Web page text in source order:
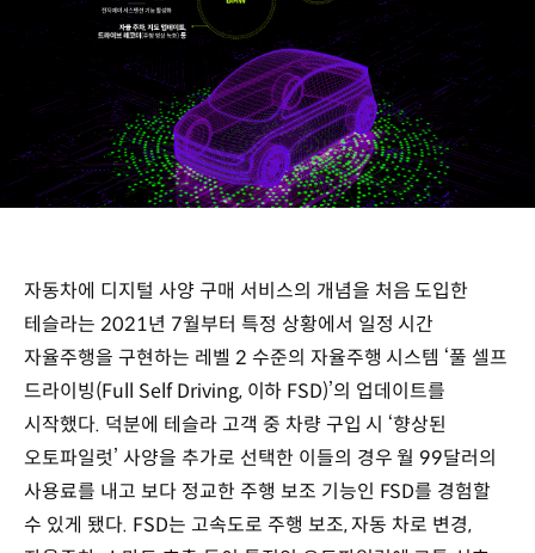
자동차에 디지털 사양 구매 서비스의 개념을 처음 도입한
테슬라는 2021년 7월부터 특정 상황에서 일정 시간
자율주행을 구현하는 레벨 2 수준의 자율주행 시스템 ‘풀 셀프
드라이빙(Full Self Driving, 이하 FSD)’의 업데이트를
시작했다. 덕분에 테슬라 고객 중 차량 구입 시 ‘향상된
오토파일럿’ 사양을 추가로 선택한 이들의 경우 월 99달러의
사용료를 내고 보다 정교한 주행 보조 기능인 FSD를 경험할
수 있게 됐다. FSD는 고속도로 주행 보조, 자동 차로 변경,